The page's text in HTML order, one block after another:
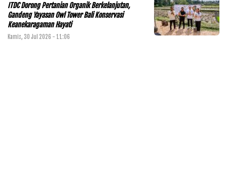
ITDC Dorong Pertanian Organik Berkelanjutan,
Gandeng Yayasan Owl Tower Bali Konservasi
Keanekaragaman Hayati
Kamis, 30 Jul 2026 - 11:06